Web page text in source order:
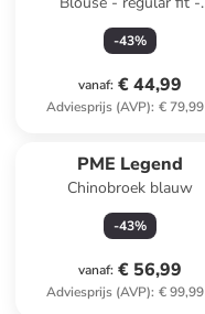
donkerblauw
-43%
vanaf: € 44,99
Adviesprijs (AVP): € 79,99
PME Legend
Chinobroek blauw
-43%
vanaf: € 56,99
Adviesprijs (AVP): € 99,99